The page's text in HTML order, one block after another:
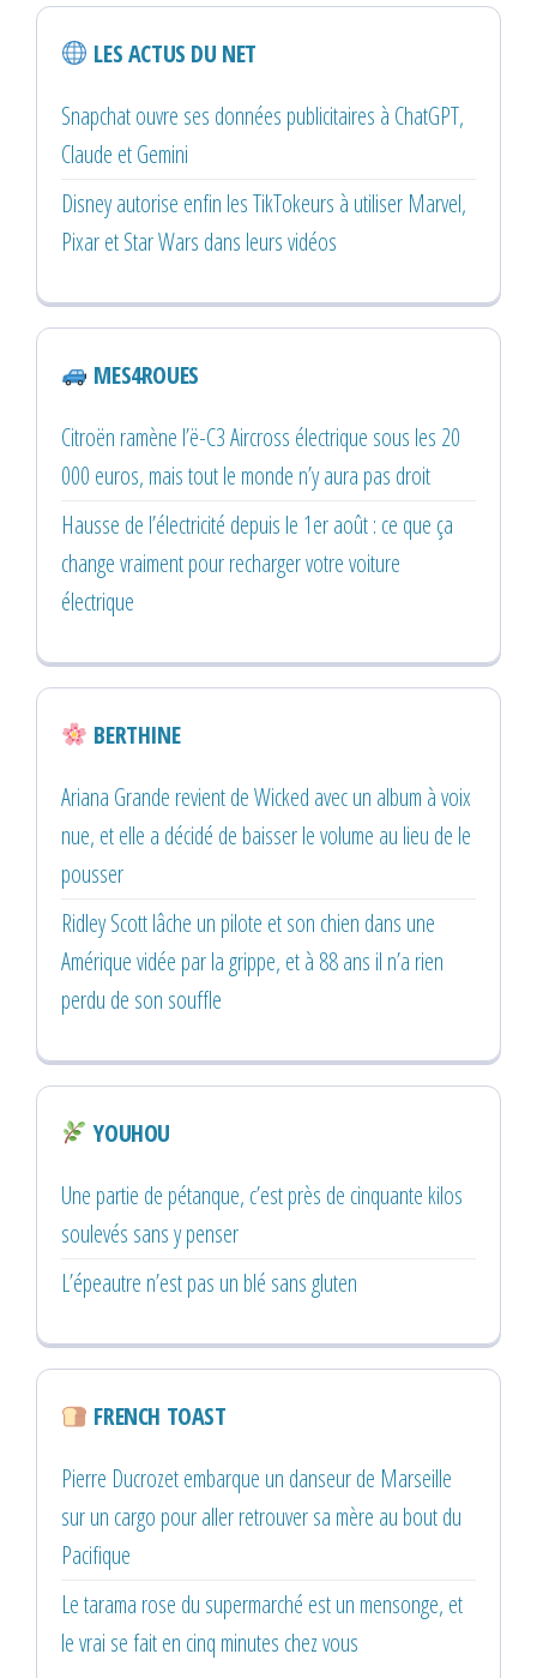
LES ACTUS DU NET
Snapchat ouvre ses données publicitaires à ChatGPT,
Claude et Gemini
Disney autorise enfin les TikTokeurs à utiliser Marvel,
Pixar et Star Wars dans leurs vidéos
MES4ROUES
Citroën ramène l’ë-C3 Aircross électrique sous les 20
000 euros, mais tout le monde n’y aura pas droit
Hausse de l’électricité depuis le 1er août : ce que ça
change vraiment pour recharger votre voiture
électrique
BERTHINE
Ariana Grande revient de Wicked avec un album à voix
nue, et elle a décidé de baisser le volume au lieu de le
pousser
Ridley Scott lâche un pilote et son chien dans une
Amérique vidée par la grippe, et à 88 ans il n’a rien
perdu de son souffle
YOUHOU
Une partie de pétanque, c’est près de cinquante kilos
soulevés sans y penser
L’épeautre n’est pas un blé sans gluten
FRENCH TOAST
Pierre Ducrozet embarque un danseur de Marseille
sur un cargo pour aller retrouver sa mère au bout du
Pacifique
Le tarama rose du supermarché est un mensonge, et
le vrai se fait en cinq minutes chez vous